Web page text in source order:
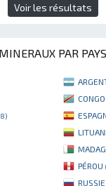
Voir les résultats
MINERAUX PAR PAYS
PÉROU
RUSSIE